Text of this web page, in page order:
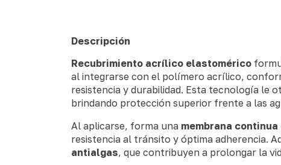
Descripción
Recubrimiento acrílico elastomérico
al integrarse con el polímero acrílico,
resistencia y durabilidad. Esta tecnología le
brindando protección superior frente a las
Al aplicarse, forma una membrana
resistencia al tránsito y óptima adherencia.
antialgas, que contribuyen a prolongar la